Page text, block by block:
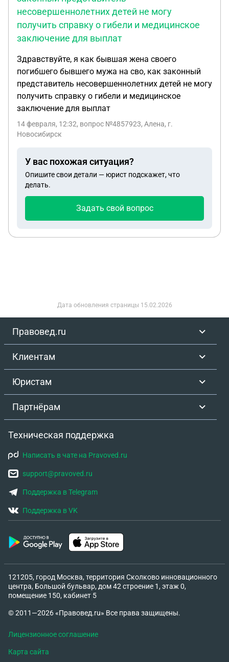
несовершеннолетних детей не могу
получить справку о гибели и медицинское
заключение для выплат
Здравствуйте, я как бывшая жена своего
погибшего бывшего мужа на сво, как законный
представитель несовершеннолетних детей не могу
получить справку о гибели и медицинское
заключение для выплат
14 февраля, 12:32, вопрос №4857923, Алена, г.
Новосибирск
У вас похожая ситуация?
Опишите свои детали — юрист подскажет, что
делать.
Задать свой вопрос
Дата обновления страницы 15.02.2026
Правовед.ru
Клиентам
Юристам
Партнёрам
Техническая поддержка
Написать в чате на Pravoved.ru
support@pravoved.ru
Поддержка в Telegram
Поддержка в VK
121205, город Москва, территория Сколково инновационного
центра, Большой бульвар, дом 42 строение 1, этаж 0,
помещение 150, кабинет 5
© 2011—2026 «Правовед.ru» Все права защищены.
Лицензионное соглашение
Карта сайта